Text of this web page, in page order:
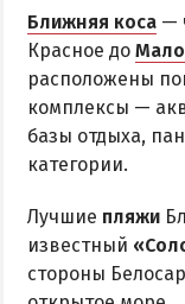
Ближняя коса —
Красное до
расположены
комплексы —
базы отдыха,
категории.
Лучшие пляжи
известный
стороны